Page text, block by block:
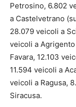
Petrosino, 6.802
a Castelvetrano
28.079 veicoli a
veicoli a Agrigento
Favara, 12.103
11.594 veicoli a
veicoli a Ragusa,
Siracusa.